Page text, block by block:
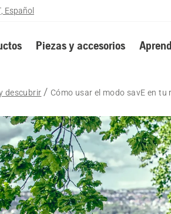
Español
Piezas y accesorios
descubrir Cómo usar el modo savE en